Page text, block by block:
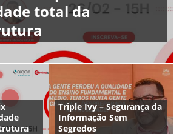
total da
Triple Ivy – Segurança da
Informação Sem
Segredos